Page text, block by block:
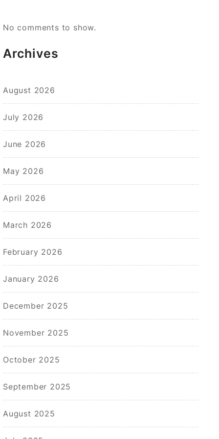
No comments to show.
Archives
August 2026
July 2026
June 2026
May 2026
April 2026
March 2026
February 2026
January 2026
December 2025
November 2025
October 2025
September 2025
August 2025